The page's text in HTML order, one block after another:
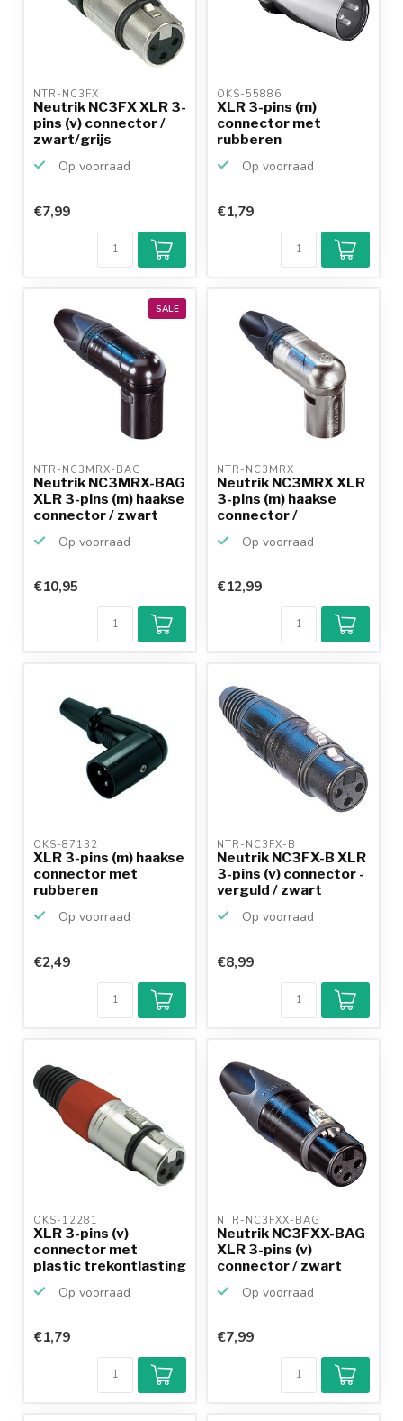
NTR-NC3FX
Neutrik NC3FX XLR 3-
pins (v) connector /
zwart/grijs
Op voorraad
€7,99
OKS-55886
XLR 3-pins (m)
connector met
rubberen
Op voorraad
€1,79
SALE
NTR-NC3MRX-BAG
Neutrik NC3MRX-BAG
XLR 3-pins (m) haakse
connector / zwart
Op voorraad
€10,95
NTR-NC3MRX
Neutrik NC3MRX XLR
3-pins (m) haakse
connector /
Op voorraad
€12,99
OKS-87132
XLR 3-pins (m) haakse
connector met
rubberen
Op voorraad
€2,49
NTR-NC3FX-B
Neutrik NC3FX-B XLR
3-pins (v) connector -
verguld / zwart
Op voorraad
€8,99
OKS-12281
XLR 3-pins (v)
connector met
plastic trekontlasting
Op voorraad
€1,79
NTR-NC3FXX-BAG
Neutrik NC3FXX-BAG
XLR 3-pins (v)
connector / zwart
Op voorraad
9,2/10
Achteraf
betalen mogelijk
€7,99